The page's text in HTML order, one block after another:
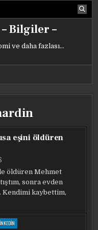
Bilgiler –
ve daha fazlası…
eşini öldüren
LOHUSA
ÖLDÜREN
SANIĞIN
IFADESI
öldüren Mehmet
sonra evden
Kendimi kaybettim,
MARDIN’DE